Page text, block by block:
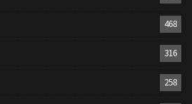
468
316
258